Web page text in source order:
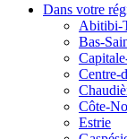
Dans votre
Abitibi-
Bas-
Centre-
Côte-
Estrie